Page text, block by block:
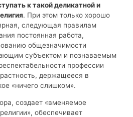
к такой деликатной и
. При этом только хорошо
следующая правилам
постоянная работа,
общезначимости
субъектом и познаваемым
профессии
держащееся в
«ничего слишком».
создает «вменяемое
обеспечивает